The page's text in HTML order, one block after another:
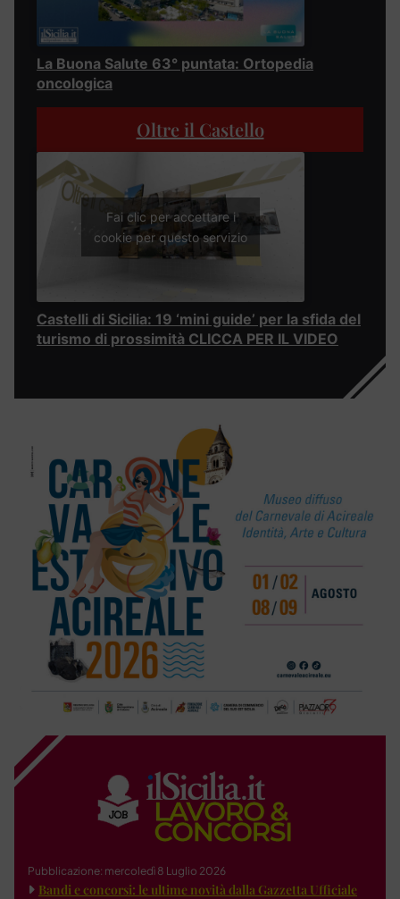
La Buona Salute 63° puntata: Ortopedia
oncologica
Oltre il Castello
Fai clic per accettare i
cookie per questo servizio
Castelli di Sicilia: 19 ‘mini guide’ per la sfida del
turismo di prossimità CLICCA PER IL VIDEO
Pubblicazione: mercoledì 8 Luglio 2026
Bandi e concorsi: le ultime novità dalla Gazzetta Ufficiale